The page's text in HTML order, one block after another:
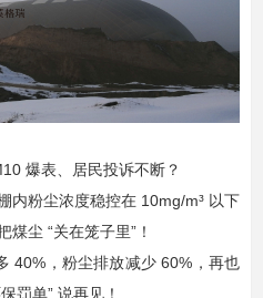
爆表、居民投诉不断？​
内粉尘浓度稳控在 10mg/m³ 以下
煤尘 “关在笼子里”！​
40%，粉尘排放减少 60%，再也
罚单” 说再见！​